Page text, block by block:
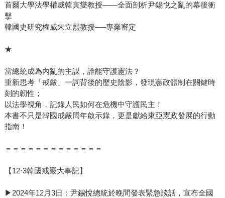
首爾大學法學權威韓寅燮教授——全面剖析尹錫悅之亂的幕後衝
擊
韓國史研究權威朱立熙教授──專業審定
★
當總統成為內亂的主謀，誰能守護憲法？
重新思考「戒嚴」一詞背後的歷史陰影，發現憲政體制在關鍵時
刻的韌性；
以法學視角，記錄人民如何在危機中守護民主！
本書不只是韓國戒嚴周年啟示錄，更是獻給東亞憲政發展的行動
指南！
＝＝＝＝＝＝＝＝＝＝＝＝＝
【12·3韓國戒嚴大事記】
▶2024年12月3日：尹錫悅總統於晚間發表緊急談話，宣布全國